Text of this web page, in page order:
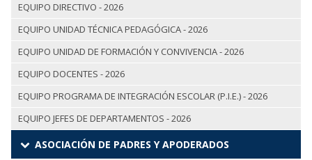
EQUIPO DIRECTIVO - 2026
EQUIPO UNIDAD TÉCNICA PEDAGÓGICA - 2026
EQUIPO UNIDAD DE FORMACIÓN Y CONVIVENCIA - 2026
EQUIPO DOCENTES - 2026
EQUIPO PROGRAMA DE INTEGRACIÓN ESCOLAR (P.I.E.) - 2026
EQUIPO JEFES DE DEPARTAMENTOS - 2026
ASOCIACIÓN DE PADRES Y APODERADOS